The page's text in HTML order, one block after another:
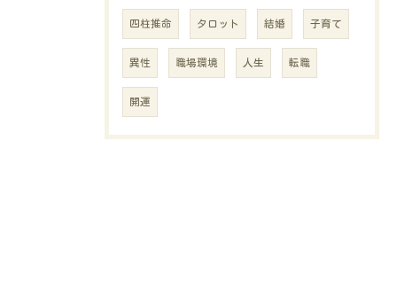
四柱推命 タロット 結婚 子育て
異性 職場環境 人生 転職
開運